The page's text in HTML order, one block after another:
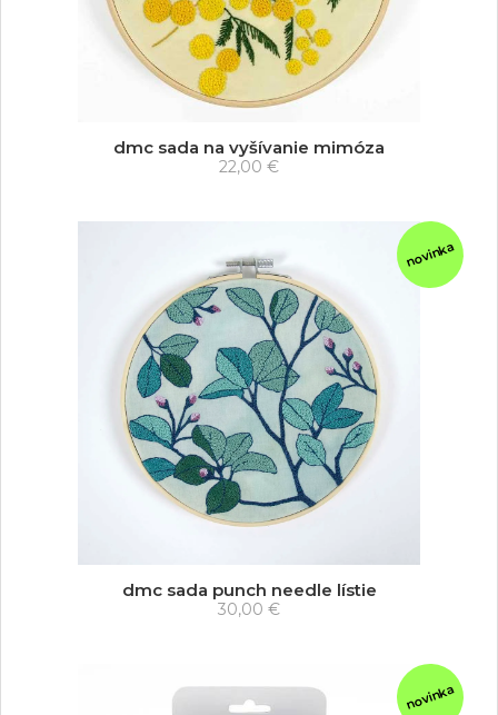
dmc sada na vyšívanie mimóza
22,00 €
novinka
dmc sada punch needle lístie
30,00 €
novinka